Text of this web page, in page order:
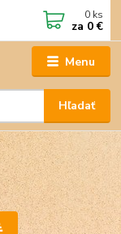
Menu
Hľadať
0 ks
za 0 €